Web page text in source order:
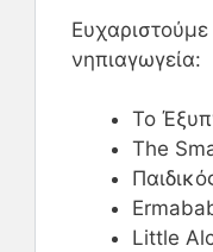
Ευχαριστούμε
νηπιαγωγεία:
Το
The
Little